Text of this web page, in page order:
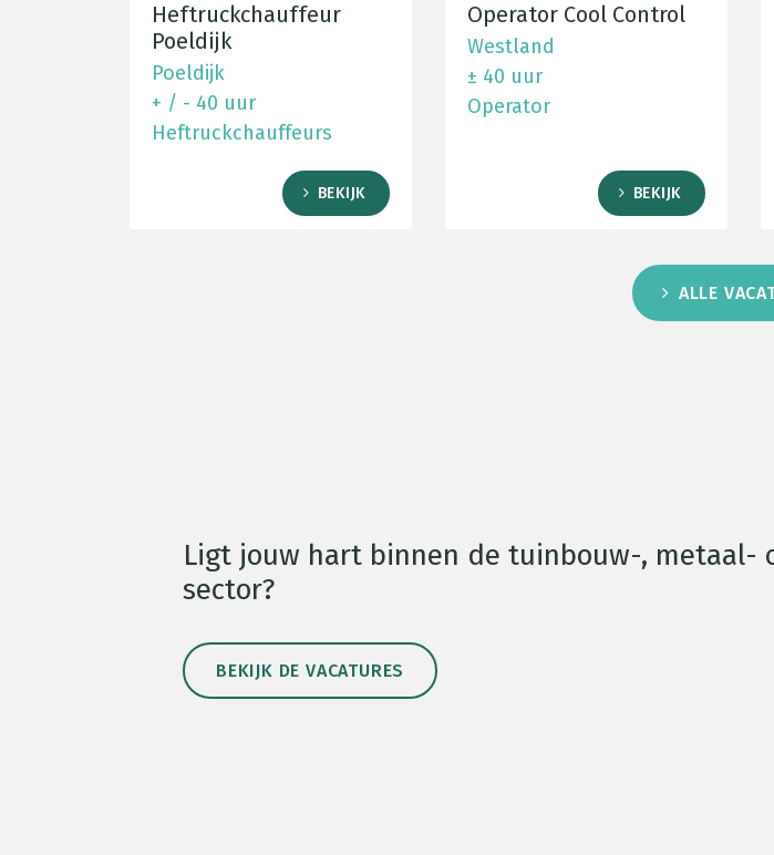
Heftruckchauffeur
Poeldijk
Poeldijk
+ / - 40 uur
Heftruckchauffeurs
BEKIJK
Operator Cool Control
Westland
± 40 uur
Operator
BEKIJK
ALLE
Ligt jouw hart binnen de tuinbouw-, metaal-
sector?
BEKIJK DE VACATURES